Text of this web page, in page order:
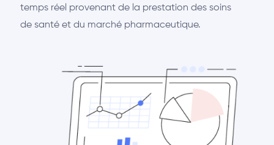
temps réel provenant de la prestation des soins
de santé et du marché pharmaceutique.